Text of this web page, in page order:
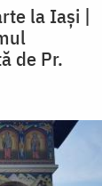
la Iași |
de Pr.